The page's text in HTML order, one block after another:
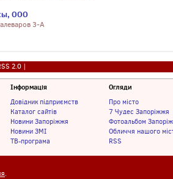
ООО
3-А
2.0 |
Інформація
Довідник підприємств
Каталог сайтів
Новини Запоріжжя
Новини ЗМІ
ТВ-програма
Огляди
Про місто
7 Чудес Запоріжжя
Фотоальбом
Обличчя нашого
RSS
.